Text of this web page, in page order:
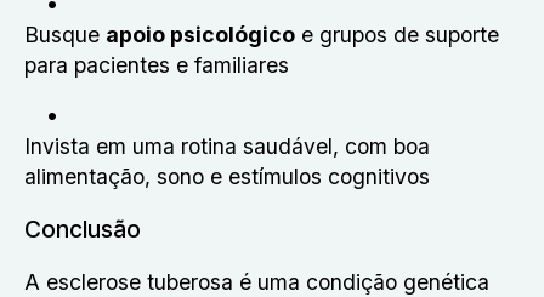
Busque apoio psicológico e grupos de suporte
para pacientes e familiares
Invista em uma rotina saudável, com boa
alimentação, sono e estímulos cognitivos
Conclusão
A esclerose tuberosa é uma condição genética